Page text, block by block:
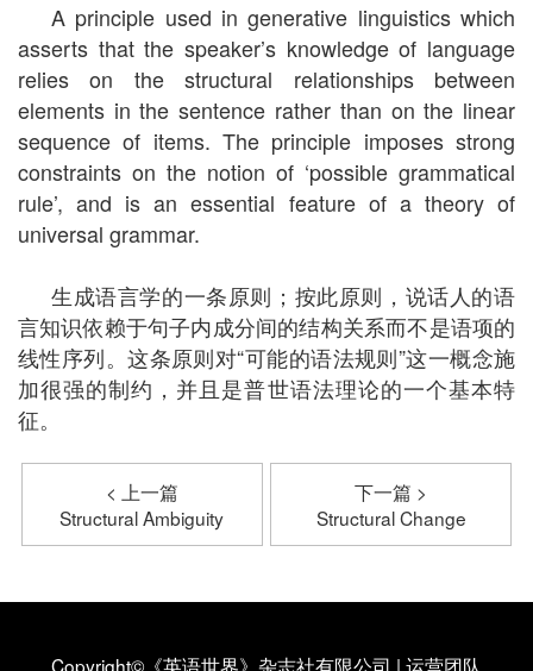
A principle used in generative linguistics which
asserts that the speaker’s knowledge of language
relies on the structural relationships between
elements in the sentence rather than on the linear
sequence of items. The principle imposes strong
constraints on the notion of ‘possible grammatical
rule’, and is an essential feature of a theory of
universal grammar.
生成语言学的一条原则；按此原则，说话人的语
言知识依赖于句子内成分间的结构关系而不是语项的
线性序列。这条原则对“可能的语法规则”这一概念施
加很强的制约，并且是普世语法理论的一个基本特
征。
< 上一篇
Structural Ambiguity
下一篇 >
Structural Change
Copyright©《英语世界》杂志社有限公司 | 运营团队